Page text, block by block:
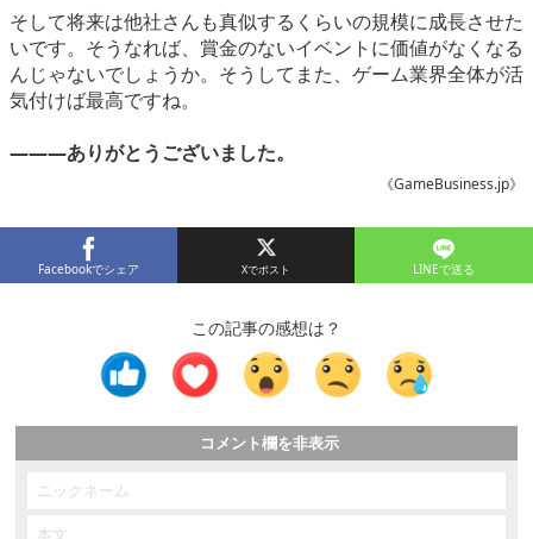
そして将来は他社さんも真似するくらいの規模に成長させた
いです。そうなれば、賞金のないイベントに価値がなくなる
んじゃないでしょうか。そうしてまた、ゲーム業界全体が活
気付けば最高ですね。
―――ありがとうございました。
《GameBusiness.jp》
Facebookでシェア LINEで送る
この記事の感想は？
コメント欄を非表示